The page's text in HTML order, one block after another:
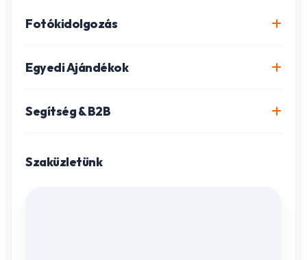
Fotókidolgozás
Igazolványkép készítés
Egyedi Ajándékok
Gravírozott ajándékok
Segítség & B2B
Szaküzletünk